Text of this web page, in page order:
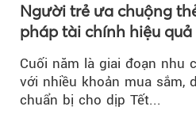
Người trẻ ưa chuộng
pháp tài chính hiệu
tiêu cuối năm
Cuối năm là giai đoạn nhu
với nhiều khoản mua sắm,
chuẩn bị cho dịp Tết...